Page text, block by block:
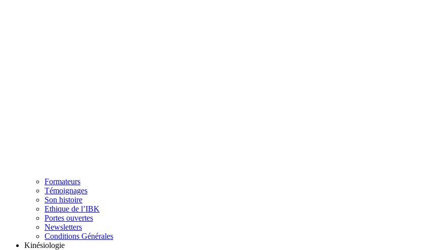
Formateurs
Témoignages
Son histoire
Ethique de l’IBK
Portes ouvertes
Newsletters
Conditions Générales
Kinésiologie